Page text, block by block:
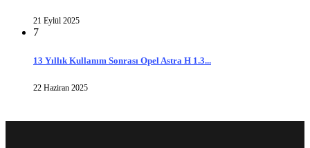
21 Eylül 2025
7
13 Yıllık Kullanım Sonrası Opel Astra H 1.3...
22 Haziran 2025